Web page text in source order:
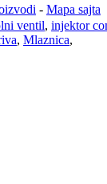
- Mapa sajta
ventil, injektor
, Mlaznica,